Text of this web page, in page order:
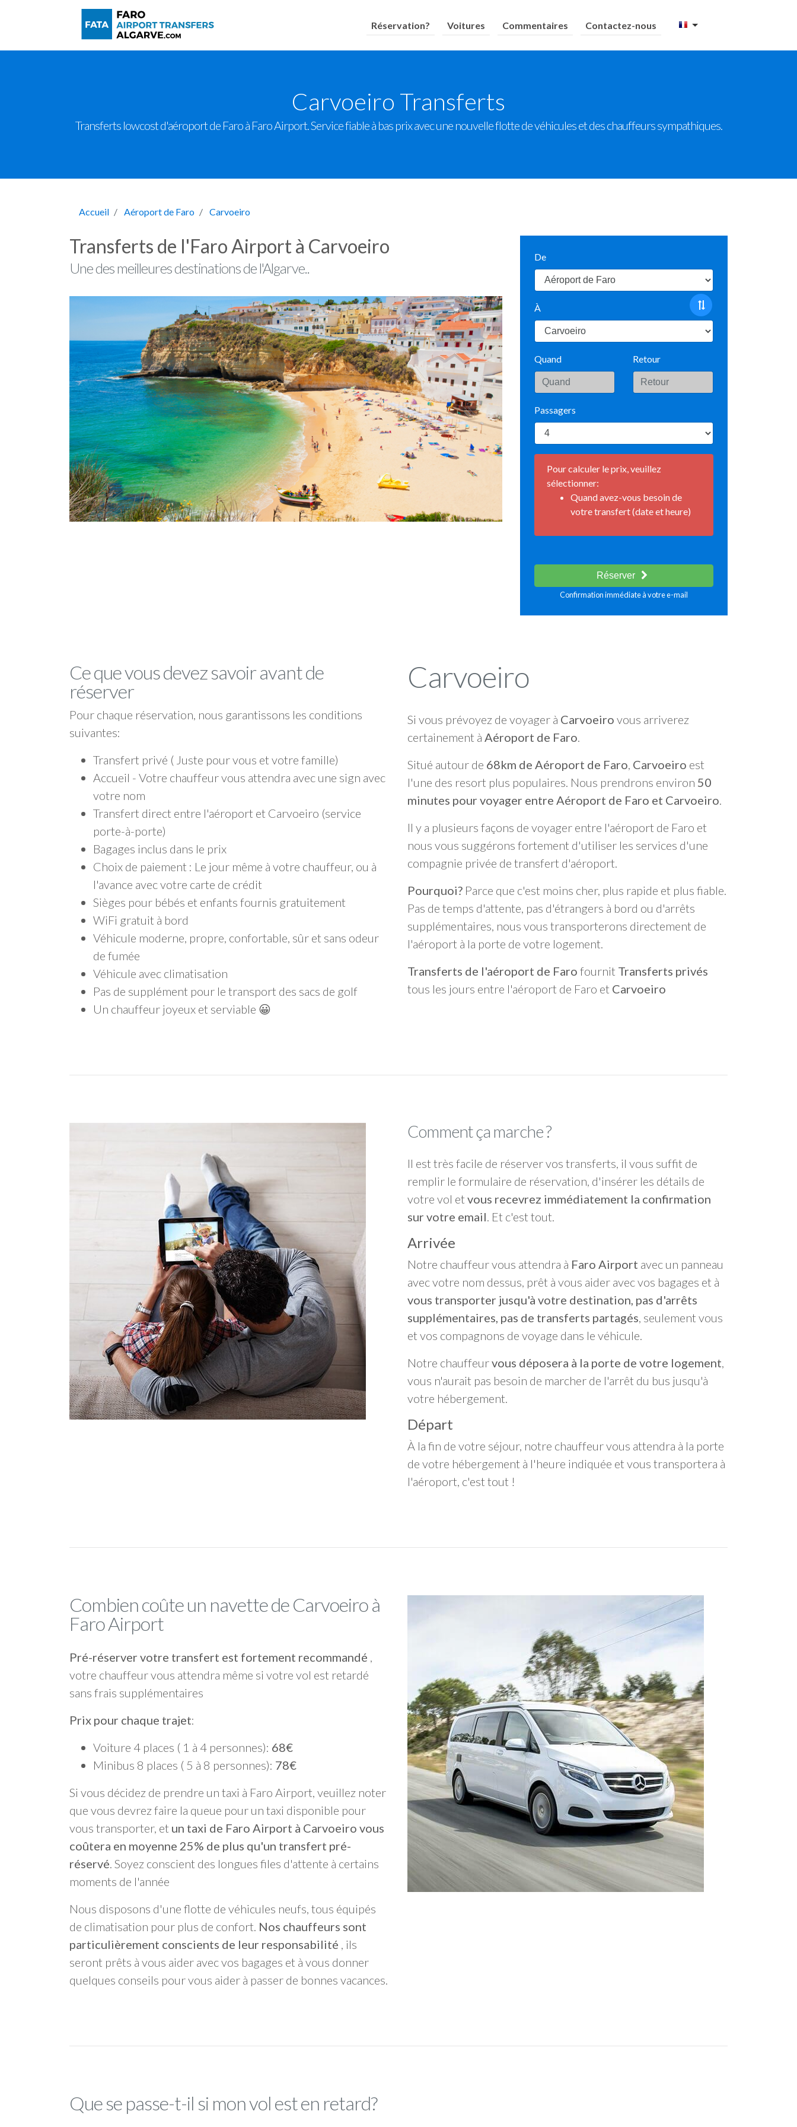
Réservation? Voitures Commentaires Contactez-nous
Carvoeiro Transferts
Transferts lowcost d'aéroport de Faro à Faro Airport. Service fiable à bas prix avec une nouvelle flotte de véhicules et des chauffeurs sympathiques.
Accueil Aéroport de Faro Carvoeiro
De
À
Quand Retour
Passagers
Pour calculer le prix, veuillez
sélectionner:
Quand avez-vous besoin de
votre transfert (date et heure)
Réserver
Confirmation immédiate à votre e-mail
Transferts de l'Faro Airport à Carvoeiro
Une des meilleures destinations de l'Algarve..
Ce que vous devez savoir avant de
réserver
Pour chaque réservation, nous garantissons les conditions
suivantes:
Transfert privé ( Juste pour vous et votre famille)
Accueil - Votre chauffeur vous attendra avec une sign avec
votre nom
Transfert direct entre l'aéroport et Carvoeiro (service
porte-à-porte)
Bagages inclus dans le prix
Choix de paiement : Le jour même à votre chauffeur, ou à
l'avance avec votre carte de crédit
Sièges pour bébés et enfants fournis gratuitement
WiFi gratuit à bord
Véhicule moderne, propre, confortable, sûr et sans odeur
de fumée
Véhicule avec climatisation
Pas de supplément pour le transport des sacs de golf
Un chauffeur joyeux et serviable 😀
Carvoeiro
Si vous prévoyez de voyager à Carvoeiro vous arriverez
certainement à Aéroport de Faro.
Situé autour de 68km de Aéroport de Faro, Carvoeiro est
l'une des resort plus populaires. Nous prendrons environ 50
minutes pour voyager entre Aéroport de Faro et Carvoeiro.
Il y a plusieurs façons de voyager entre l'aéroport de Faro et
nous vous suggérons fortement d'utiliser les services d'une
compagnie privée de transfert d'aéroport.
Pourquoi? Parce que c'est moins cher, plus rapide et plus fiable.
Pas de temps d'attente, pas d'étrangers à bord ou d'arrêts
supplémentaires, nous vous transporterons directement de
l'aéroport à la porte de votre logement.
Transferts de l'aéroport de Faro fournit Transferts privés
tous les jours entre l'aéroport de Faro et Carvoeiro
Comment ça marche ?
Il est très facile de réserver vos transferts, il vous suffit de
remplir le formulaire de réservation, d'insérer les détails de
votre vol et vous recevrez immédiatement la confirmation
sur votre email. Et c'est tout.
Arrivée
Notre chauffeur vous attendra à Faro Airport avec un panneau
avec votre nom dessus, prêt à vous aider avec vos bagages et à
vous transporter jusqu'à votre destination, pas d'arrêts
supplémentaires, pas de transferts partagés, seulement vous
et vos compagnons de voyage dans le véhicule.
Notre chauffeurvous déposera à la porte de votre logement,
vous n'aurait pas besoin de marcher de l'arrêt du bus jusqu'à
votre hébergement.
Départ
À la fin de votre séjour, notre chauffeur vous attendra à la porte
de votre hébergement à l'heure indiquée et vous transportera à
l'aéroport, c'est tout !
Combien coûte un navette de Carvoeiro à
Faro Airport
Pré-réserver votre transfert est fortement recommandé ,
votre chauffeur vous attendra même si votre vol est retardé
sans frais supplémentaires
Prix pour chaque trajet:
Voiture 4 places ( 1 à 4 personnes): 68€
Minibus 8 places ( 5 à 8 personnes): 78€
Si vous décidez de prendre un taxi à Faro Airport, veuillez noter
que vous devrez faire la queue pour un taxi disponible pour
vous transporter, et un taxi de Faro Airport à Carvoeiro vous
coûtera en moyenne 25% de plus qu'un transfert pré-
réservé. Soyez conscient des longues files d'attente à certains
moments de l'année
Nous disposons d'une flotte de véhicules neufs, tous équipés
de climatisation pour plus de confort. Nos chauffeurs sont
particulièrement conscients de leur responsabilité , ils
seront prêts à vous aider avec vos bagages et à vous donner
quelques conseils pour vous aider à passer de bonnes vacances.
Que se passe-t-il si mon vol est en retard?